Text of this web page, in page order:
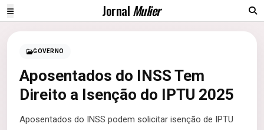
JornalMulier
GOVERNO
Aposentados do INSS Tem
Direito a Isenção do IPTU 2025
Aposentados do INSS podem solicitar isenção de IPTU